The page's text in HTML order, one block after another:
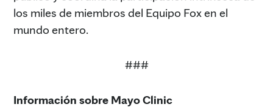
los miles de miembros del Equipo Fox en el
mundo entero.
###
Información sobre Mayo Clinic